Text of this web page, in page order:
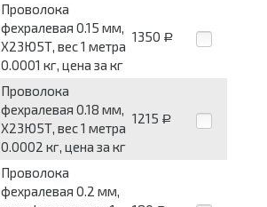
Проволока
фехралевая 0.15 мм,
Х23Ю5Т, вес 1 метра
0.0001 кг, цена за кг
1350 Р
Проволока
фехралевая 0.18 мм,
Х23Ю5Т, вес 1 метра
0.0002 кг, цена за кг
1215 Р
Проволока
фехралевая 0.2 мм,